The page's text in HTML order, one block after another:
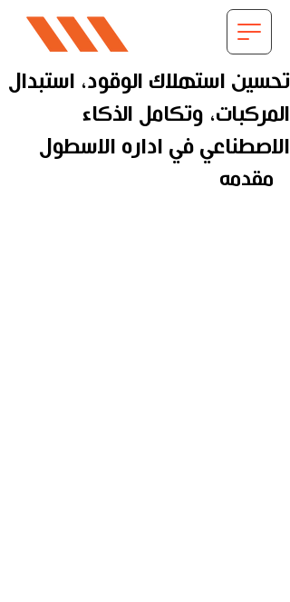
تحسين استهلاك الوقود، استبدال
المركبات، وتكامل الذكاء
الاصطناعي في اداره الاسطول
مقدمه